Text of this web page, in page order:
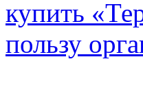
купить
пользу